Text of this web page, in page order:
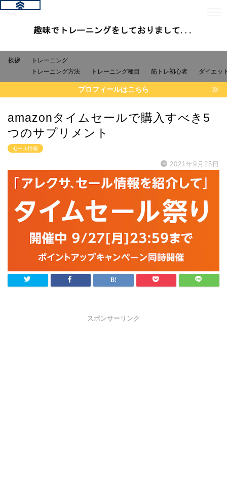
挨拶
トレーニング
トレーニング方法
トレーニング種目 筋トレ初心者 ダイエッ
プロフィールはこちら
amazonタイムセールで購入すべき5
つのサプリメント
セール情報
2021年9月25日
スポンサーリンク